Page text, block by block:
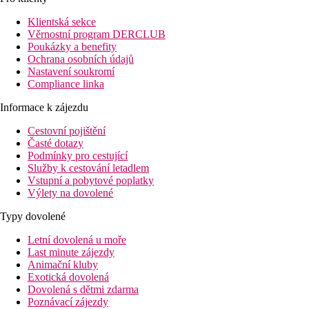
je zasazen do nádherného prostředí, leží přímo u krásné písčité
pláže Al Aqah s pohledy na majestátní pohoří Hajar. Hotel
disponuje 190 moderními pokoji různého typu s výhledem na
moře a svým klientům nabízí kvalitní zázemí, širokou nabídkou
služeb i volnočasových aktivit. Hotel lze doporučit náročnější
klientele.
Vzdálenost
pláž: 0 m u pláže
letiště:
Letiště Dubaj (DXB) 146 km
Letiště Dubaj Al Maktoum (DWC) 180 km
Letiště Abu Dhabi 259 km
Letiště Ras Al Khaimah 75 km
centrum: 35 km
nákupní možnosti: 10 km
Popis pokoje
Dvoulůžkový pokoj, Classic, výhled zahrada
individuálně ovladatelná klimatizace
telefon
TV se satelitním příjmem
Klientská sekce
Věrnostní program DERCLUB
Poukázky a benefity
Ochrana osobních údajů
Nastavení soukromí
Compliance linka
Informace k zájezdu
Cestovní pojištění
Časté dotazy
Podmínky pro cestující
Služby k cestování letadlem
Vstupní a pobytové poplatky
Výlety na dovolené
Typy dovolené
Letní dovolená u moře
Last minute zájezdy
Animační kluby
Exotická dovolená
Dovolená s dětmi zdarma
Poznávací zájezdy